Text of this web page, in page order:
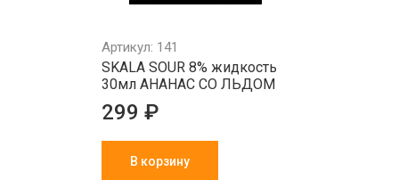
Артикул: 141
SKALA SOUR 8% жидкость
30мл АНАНАС СО ЛЬДОМ
299 ₽
В корзину